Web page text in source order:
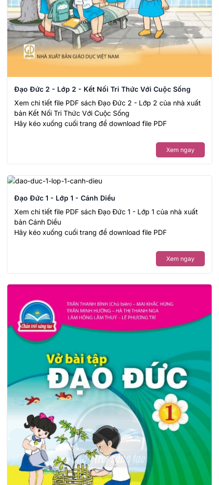
Đạo Đức 2 - Lớp 2 - Kết Nối Tri Thức Với Cuộc Sống
Xem chi tiết file PDF sách Đạo Đức 2 - Lớp 2 của nhà xuất
bản Kết Nối Tri Thức Với Cuộc Sống
Hãy kéo xuống cuối trang để download file PDF
Xem ngay
Đạo Đức 1 - Lớp 1 - Cánh Diều
Xem chi tiết file PDF sách Đạo Đức 1 - Lớp 1 của nhà xuất
bản Cánh Diều
Hãy kéo xuống cuối trang để download file PDF
Xem ngay